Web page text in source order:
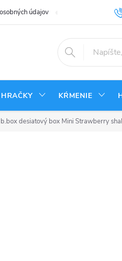
údajov Reklamačný
HRAČKY KŔMENIE
b.box desiatový box Mini Strawberry